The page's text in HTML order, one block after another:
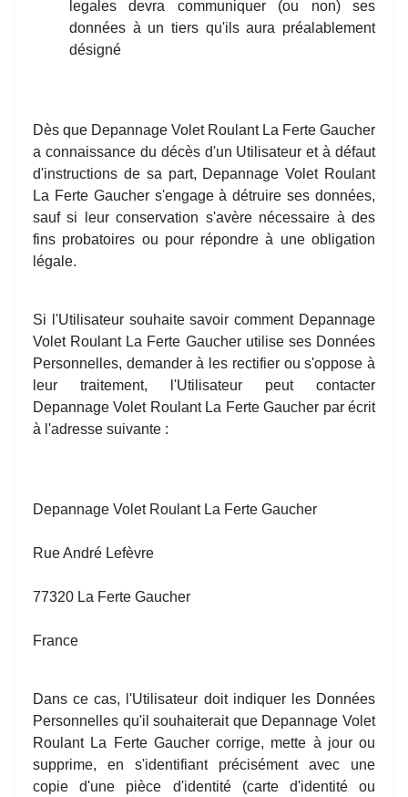
legales devra communiquer (ou non) ses
données à un tiers qu'ils aura préalablement
désigné
Dès que Depannage Volet Roulant La Ferte Gaucher
a connaissance du décès d'un Utilisateur et à défaut
d'instructions de sa part, Depannage Volet Roulant
La Ferte Gaucher s'engage à détruire ses données,
sauf si leur conservation s'avère nécessaire à des
fins probatoires ou pour répondre à une obligation
légale.
Si l'Utilisateur souhaite savoir comment Depannage
Volet Roulant La Ferte Gaucher utilise ses Données
Personnelles, demander à les rectifier ou s'oppose à
leur traitement, l'Utilisateur peut contacter
Depannage Volet Roulant La Ferte Gaucher par écrit
à l'adresse suivante :
Depannage Volet Roulant La Ferte Gaucher
Rue André Lefèvre
77320 La Ferte Gaucher
France
Dans ce cas, l'Utilisateur doit indiquer les Données
Personnelles qu'il souhaiterait que Depannage Volet
Roulant La Ferte Gaucher corrige, mette à jour ou
supprime, en s'identifiant précisément avec une
copie d'une pièce d'identité (carte d'identité ou